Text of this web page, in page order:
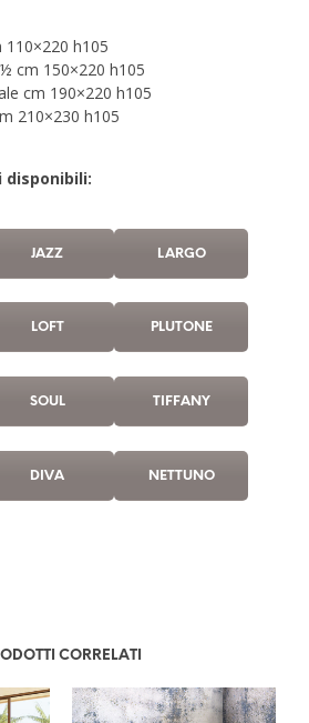
h105
cm 150×220 h105
cm 190×220 h105
210×230 h105
disponibili:
JAZZ LARGO
LOFT PLUTONE
SOUL TIFFANY
DIVA NETTUNO
CORRELATI